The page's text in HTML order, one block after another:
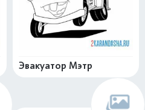
Эвакуатор Мэтр